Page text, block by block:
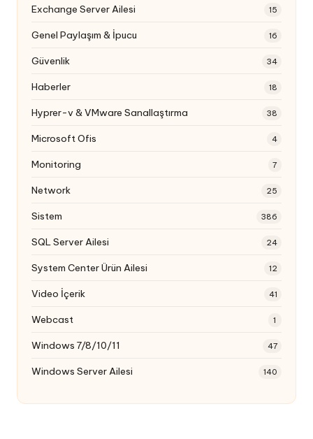
Exchange Server Ailesi 15
Genel Paylaşım & İpucu 16
Güvenlik 34
Haberler 18
Hyprer-v & VMware Sanallaştırma 38
Microsoft Ofis 4
Monitoring 7
Network 25
Sistem 386
SQL Server Ailesi 24
System Center Ürün Ailesi 12
Video İçerik 41
Webcast 1
Windows 7/8/10/11 47
Windows Server Ailesi 140